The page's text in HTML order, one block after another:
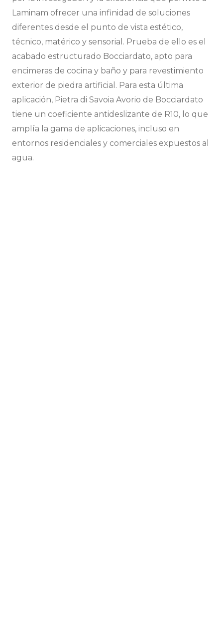
Laminam ofrecer una infinidad de soluciones
diferentes desde el punto de vista estético,
técnico, matérico y sensorial. Prueba de ello es el
acabado estructurado Bocciardato, apto para
encimeras de cocina y baño y para revestimiento
exterior de piedra artificial. Para esta última
aplicación, Pietra di Savoia Avorio de Bocciardato
tiene un coeficiente antideslizante de R10, lo que
amplía la gama de aplicaciones, incluso en
entornos residenciales y comerciales expuestos al
agua.